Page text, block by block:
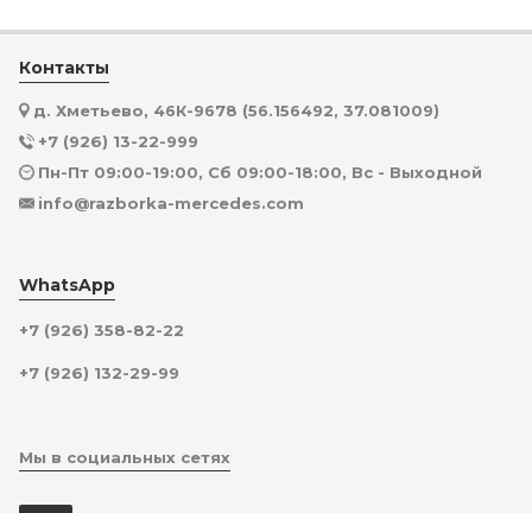
Контакты
д. Хметьево, 46К-9678 (56.156492, 37.081009)
+7 (926) 13-22-999
Пн-Пт 09:00-19:00, Сб 09:00-18:00, Вс - Выходной
info@razborka-mercedes.com
WhatsApp
+7 (926) 358-82-22
+7 (926) 132-29-99
Мы в социальных сетях